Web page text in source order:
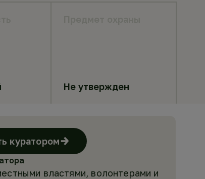
Не утвержден
куратором
властями, волонтерами и